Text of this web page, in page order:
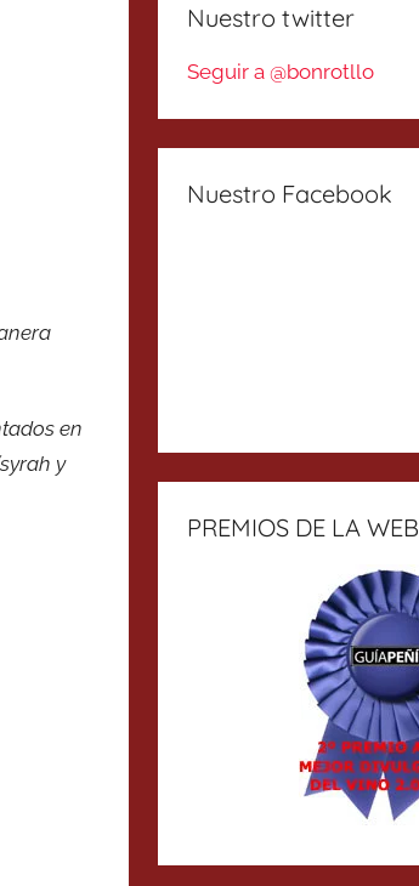
en
y
Nuestro twitter
Seguir a @bonrotllo
Nuestro Facebook
PREMIOS DE LA WEB